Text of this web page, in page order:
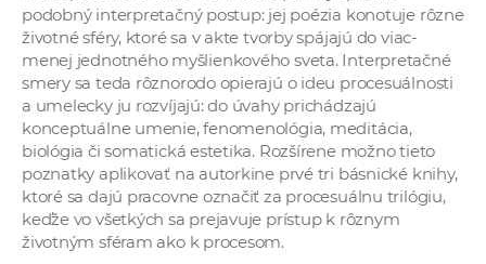
c
h
S
A
podobný interpretačný postup: jej poézia konotuje rôzne
životné sféry, ktoré sa v akte tvorby spájajú do viac-
menej jednotného myšlienkového sveta. Interpretačné
smery sa teda rôznorodo opierajú o ideu procesuálnosti
a umelecky ju rozvíjajú: do úvahy prichádzajú
konceptuálne umenie, fenomenológia, meditácia,
biológia či somatická estetika. Rozšírene možno tieto
poznatky aplikovať na autorkine prvé tri básnické knihy,
ktoré sa dajú pracovne označiť za procesuálnu trilógiu,
keďže vo všetkých sa prejavuje prístup k rôznym
životným sféram ako k procesom.